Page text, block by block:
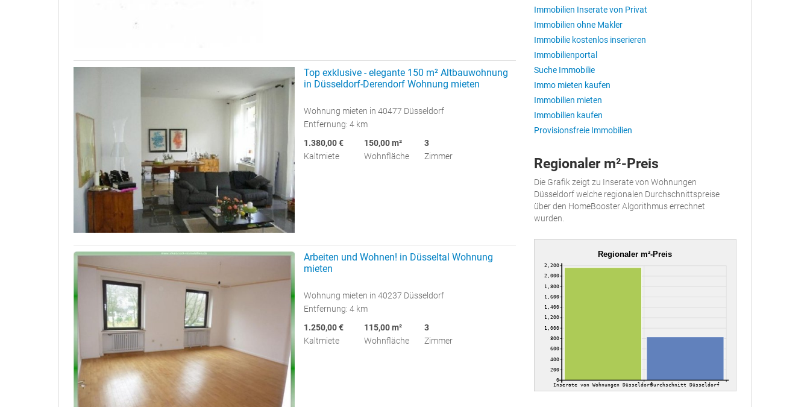
Top exklusive - elegante 150 m² Altbauwohnung
in Düsseldorf-Derendorf Wohnung mieten
Wohnung mieten in 40477 Düsseldorf
Entfernung: 4 km
1.380,00 €
Kaltmiete
150,00 m²
Wohnfläche
3
Zimmer
Arbeiten und Wohnen! in Düsseltal Wohnung
mieten
Wohnung mieten in 40237 Düsseldorf
Entfernung: 4 km
1.250,00 €
Kaltmiete
115,00 m²
Wohnfläche
3
Zimmer
Immobilien Inserate von Privat
Immobilien ohne Makler
Immobilie kostenlos inserieren
Immobilienportal
Suche Immobilie
Immo mieten kaufen
Immobilien mieten
Immobilien kaufen
Provisionsfreie Immobilien
Regionaler m²-Preis
Die Grafik zeigt zu Inserate von Wohnungen
Düsseldorf welche regionalen Durchschnittspreise
über den HomeBooster Algorithmus errechnet
wurden.
Regionaler m²-Preis
0
200
400
600
800
1,000
1,200
1,400
1,600
1,800
2,000
2,200
Inserate von Wohnungen DüsseldorfDurchschnitt Düsseldorf